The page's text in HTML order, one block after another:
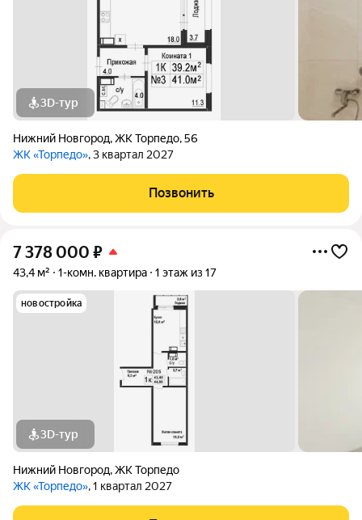
3D-тур
Нижний Новгород,ЖК Торпедо,56
ЖК «Торпедо», 3 квартал 2027
Позвонить
7 378 000 ₽
43,4 м² 1-комн. квартира 1 этаж из 17
новостройка
3D-тур
Нижний Новгород,ЖК Торпедо
ЖК «Торпедо», 1 квартал 2027